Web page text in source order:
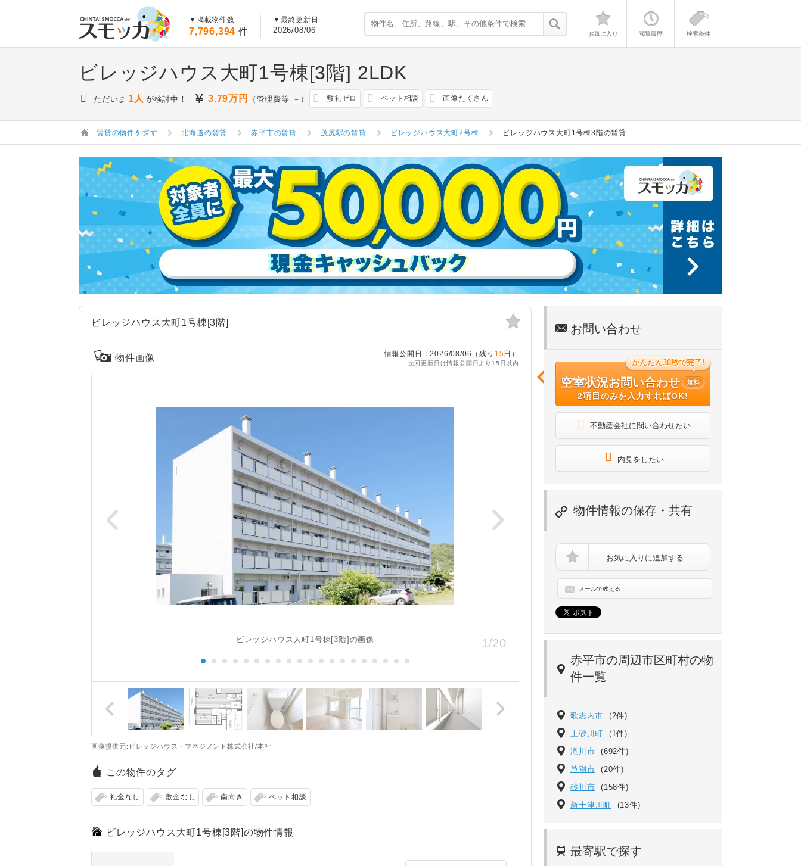
▼掲載物件数
7,796,394 件
▼最終更新日
2026/08/06 お気に入り 閲覧履歴 検索条件
ビレッジハウス大町1号棟[3階] 2LDK
ただいま 1人 が検討中！ 3.79万円 （管理費等 －） 敷礼ゼロ ペット相談 画像たくさん
賃貸の物件を探す 北海道の賃貸 赤平市の賃貸 茂尻駅の賃貸 ビレッジハウス大町2号棟 ビレッジハウス大町1号棟3階の賃貸
ビレッジハウス大町1号棟[3階]
情報公開日：2026/08/06（残り 15日）
次回更新日は情報公開日より15日以内
物件画像
1/20
ビレッジハウス大町1号棟[3階]の画像
画像提供元:ビレッジハウス・マネジメント株式会社/本社
この物件のタグ
礼金なし 敷金なし 南向き ペット相談
ビレッジハウス大町1号棟[3階]の物件情報
お問い合わせ
かんたん30秒で完了!
空室状況お問い合わせ 無料
2項目のみを入力すればOK!
不動産会社に問い合わせたい
内見をしたい
物件情報の保存・共有
お気に入りに追加する
メールで教える
赤平市の周辺市区町村の物
件一覧
歌志内市 (2件)
上砂川町 (1件)
滝川市 (692件)
芦別市 (20件)
砂川市 (158件)
新十津川町 (13件)
最寄駅で探す